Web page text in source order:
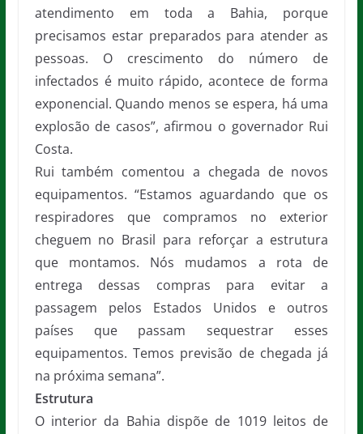
atendimento em toda a Bahia, porque
precisamos estar preparados para atender as
pessoas. O crescimento do número de
infectados é muito rápido, acontece de forma
exponencial. Quando menos se espera, há uma
explosão de casos”, afirmou o governador Rui
Costa.
Rui também comentou a chegada de novos
equipamentos. “Estamos aguardando que os
respiradores que compramos no exterior
cheguem no Brasil para reforçar a estrutura
que montamos. Nós mudamos a rota de
entrega dessas compras para evitar a
passagem pelos Estados Unidos e outros
países que passam sequestrar esses
equipamentos. Temos previsão de chegada já
na próxima semana”.
Estrutura
O interior da Bahia dispõe de 1019 leitos de